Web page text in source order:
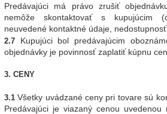
Predávajúci má právo zrušiť
nemôže skontaktovať s kupujúcim
neuvedené kontaktné údaje,
2.7
Kupujúci bol predávajúcim
objednávky je povinnosť zaplatiť kúpnu
3. CENY
3.1Všetky uvádzané ceny pri tovare sú
Predávajúci je viazaný cenou uvedenou